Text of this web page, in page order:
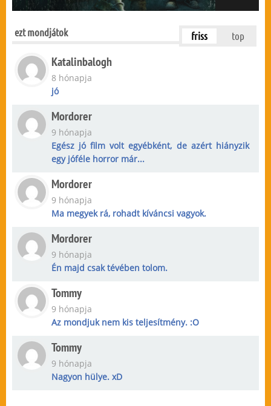
ezt mondjátok friss top
Katalinbalogh
8 hónapja
jó
Mordorer
9 hónapja
Egész jó film volt egyébként, de azért hiányzik
egy jóféle horror már...
Mordorer
9 hónapja
Ma megyek rá, rohadt kíváncsi vagyok.
Mordorer
9 hónapja
Én majd csak tévében tolom.
Tommy
9 hónapja
Az mondjuk nem kis teljesítmény. :O
Tommy
9 hónapja
Nagyon hülye. xD